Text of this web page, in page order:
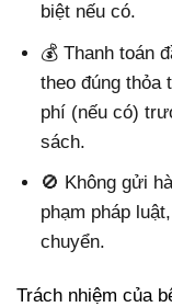
biệt nếu có.
💰 Thanh toán
theo đúng thỏa
phí (nếu có)
sách.
🚫 Không gửi
phạm pháp
chuyển.
Trách nhiệm của